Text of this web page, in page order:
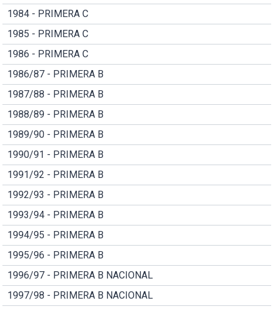
1984 - PRIMERA C
1985 - PRIMERA C
1986 - PRIMERA C
1986/87 - PRIMERA B
1987/88 - PRIMERA B
1988/89 - PRIMERA B
1989/90 - PRIMERA B
1990/91 - PRIMERA B
1991/92 - PRIMERA B
1992/93 - PRIMERA B
1993/94 - PRIMERA B
1994/95 - PRIMERA B
1995/96 - PRIMERA B
1996/97 - PRIMERA B NACIONAL
1997/98 - PRIMERA B NACIONAL